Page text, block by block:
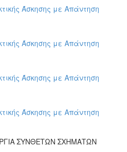
Άσκησης με Απάντηση
Άσκησης με Απάντηση
Άσκησης με Απάντηση
Άσκησης με Απάντηση
ΣΥΝΘΕΤΩΝ ΣΧΗΜΑΤΩΝ